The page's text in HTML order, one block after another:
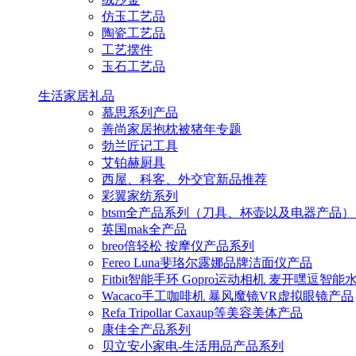
仿玉工艺品
陶瓷工艺品
工艺摆件
玉石工艺品
生活家居礼品
慕思系列产品
善尚家居抱枕被猪年专题
勃兰匠记工具
艾铂赫厨具
西屋、科客、外交官新品推荐
彩翼家纺系列
btsm全产品系列（刀具、杯壶以及电器产品）
英国mak全产品
breo倍轻松 按摩仪产品系列
Fereo Luna斐珞尔露娜品牌洁面仪产品
Fitbit智能手环 Gopro运动相机 麦开嘿逗智能
Wacaco手工咖啡机 暴风魔镜VR虚拟眼镜产品
Refa Tripollar Caxaup等美容美体产品
康佳全产品系列
贝立安小家电-生活用品产品系列